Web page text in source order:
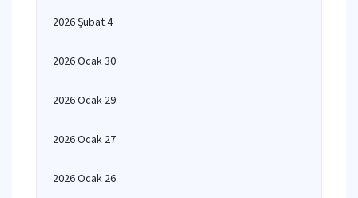
2026 Şubat 4
2026 Ocak 30
2026 Ocak 29
2026 Ocak 27
2026 Ocak 26